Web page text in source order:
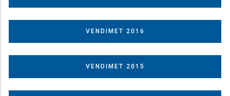
VENDIMET 2016
VENDIMET 2015